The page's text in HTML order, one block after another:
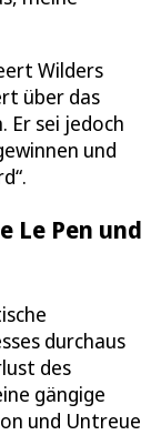
Wilders
über das
Er sei jedoch
und
Le Pen und
durchaus
des
gängige
und Untreue